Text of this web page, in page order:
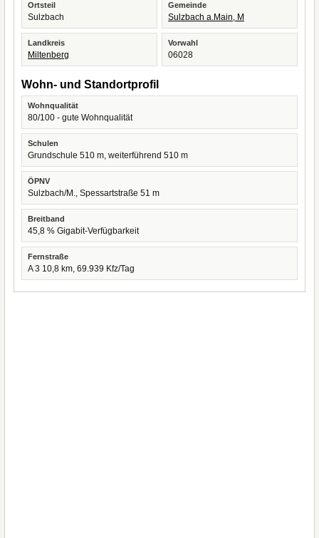
Ortsteil
Sulzbach
Gemeinde
Sulzbach a.Main, M
Landkreis
Miltenberg
Vorwahl
06028
Wohn- und Standortprofil
Wohnqualität
80/100 - gute Wohnqualität
Schulen
Grundschule 510 m, weiterführend 510 m
ÖPNV
Sulzbach/M., Spessartstraße 51 m
Breitband
45,8 % Gigabit-Verfügbarkeit
Fernstraße
A 3 10,8 km, 69.939 Kfz/Tag